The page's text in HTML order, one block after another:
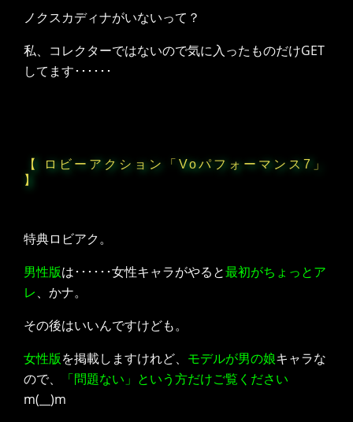
ノクスカディナがいないって？
私、コレクターではないので気に入ったものだけGET
してます･･････
【 ロビーアクション「Voパフォーマンス7」
】
特典ロビアク。
男性版は･･････女性キャラがやると最初がちょっとア
レ、かナ。
その後はいいんですけども。
女性版を掲載しますけれど、 モデルが男の娘キャラな
ので、
「問題ない」という方だけご覧ください
m(__)m